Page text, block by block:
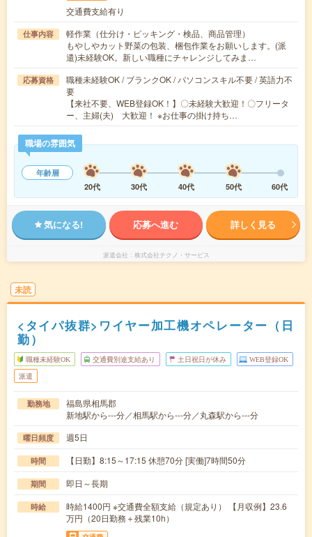
交通費支給有り
仕事内容
軽作業（仕分け・ピッキング・検品、商品管理）
もやしやカット野菜の包装、梱包作業をお願いします。(派
遣)未経験OK。新しい職種にチャレンジしてみま…
応募資格
職種未経験OK / ブランクOK / パソコンスキル不要 / 英語力不
要
【来社不要、WEB登録OK！】〇未経験大歓迎！〇フリータ
ー、主婦(夫) 大歓迎！ ※お仕事の掛け持ち…
職場の雰囲気
年齢層
20代
30代 40代 50代 60代
気になる! 応募へ進む 詳しく見る
派遣会社 株式会社テクノ・サービス
未読
<タイパ抜群>ワイヤー加工機オペレーター（日
勤）
職種未経験OK 交通費別途支給あり 土日祝日が休み WEB登録OK
派遣
勤務地
福島県相馬郡
新地駅から---分／相馬駅から---分／丸森駅から---分
曜日頻度 週5日
時間 【日勤】8:15～17:15 休憩70分 [実働]7時間50分
期間 即日～長期
時給
時給1400円 ※交通費全額支給（規定あり） 【月収例】23.6
万円（20日勤務＋残業10h）